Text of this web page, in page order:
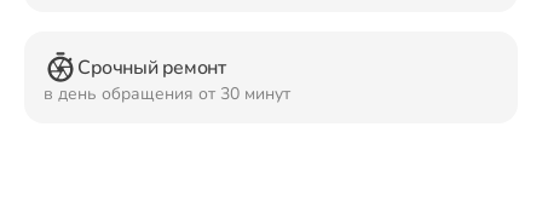
Срочный ремонт
в день обращения от 30 минут
Ремонт Наушников